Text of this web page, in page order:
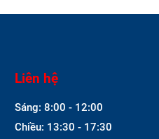
Liên hệ
Sáng: 8:00 - 12:00
Chiều: 13:30 - 17:30